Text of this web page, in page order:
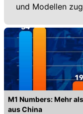
und Modellen
M1 Numbers: Mehr
aus China